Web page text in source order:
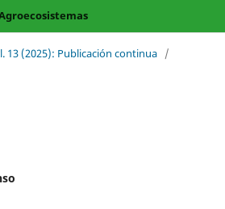
13 (2025): Publicación continua /